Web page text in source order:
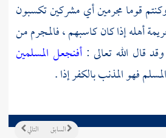
قوما مجرمين أي مشركين تكسبون
أهله إذا كان كاسبهم ، فالمجرم من
قال الله تعالى :أفنجعل المسلمين
فهو المذنب بالكفر إذا .
التالي السابق